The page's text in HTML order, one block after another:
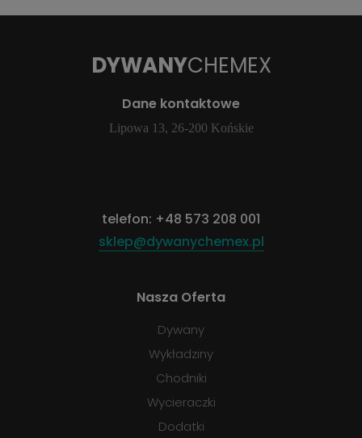
DYWANYCHEMEX
Dane kontaktowe
Lipowa 13, 26-200 Końskie
telefon: +48 573 208 001
sklep@dywanychemex.pl
Nasza Oferta
Dywany
Wykładziny
Chodniki
Wycieraczki
Dodatki